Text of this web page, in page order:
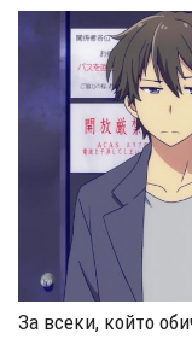
За всеки, който